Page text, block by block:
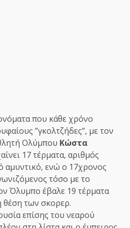
που κάθε χρόνο
”γκολτζήδες”, με τον
Ολύμπου Κώστα
17 τέρματα, αριθμός
αμυντικό, ενώ ο 17χρονος
τόσο με το
Όλυμπο έβαλε 19 τέρματα
θέση των σκορερ.
επίσης του νεαρού